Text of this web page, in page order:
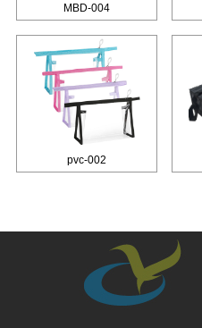
MBD-004
pvc-002